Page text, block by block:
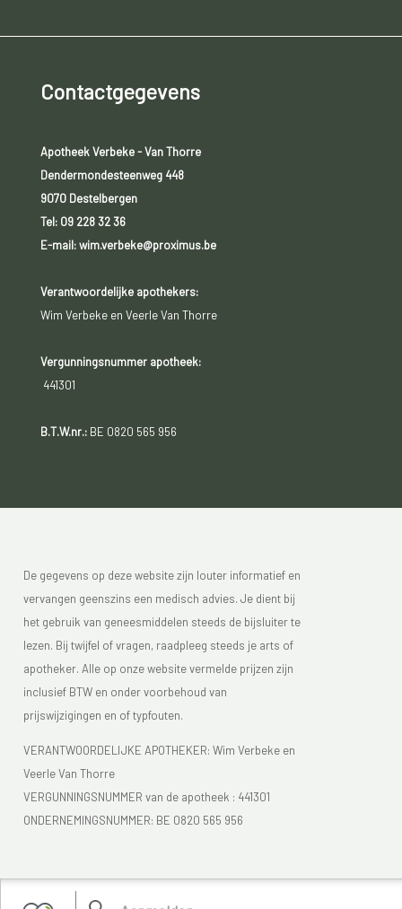
Contactgegevens
Apotheek Verbeke - Van Thorre
Dendermondesteenweg 448
9070 Destelbergen
Tel: 09 228 32 36
E-mail: wim.verbeke@proximus.be
Verantwoordelijke apothekers:
Wim Verbeke en Veerle Van Thorre
Vergunningsnummer apotheek:
441301
B.T.W.nr.:BE 0820 565 956
De gegevens op deze website zijn louter informatief en
vervangen geenszins een medisch advies. Je dient bij
het gebruik van geneesmiddelen steeds de bijsluiter te
lezen. Bij twijfel of vragen, raadpleeg steeds je arts of
apotheker. Alle op onze website vermelde prijzen zijn
inclusief BTW en onder voorbehoud van
prijswijzigingen en of typfouten.
VERANTWOORDELIJKE APOTHEKER: Wim Verbeke en
Veerle Van Thorre
VERGUNNINGSNUMMER van de apotheek : 441301
ONDERNEMINGSNUMMER: BE 0820 565 956
Je vindt Apotheek Verbeke - Van Thorre in de FAGG lijst